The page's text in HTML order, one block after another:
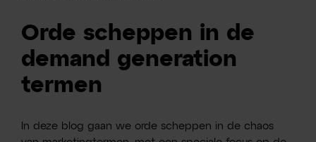
Orde scheppen in de
demand generation
termen
In deze blog gaan we orde scheppen in de chaos